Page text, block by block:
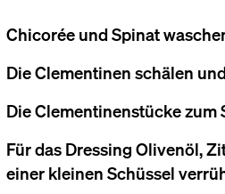
Chicorée und Spinat
Die Clementinen schälen
Die Clementinenstücke
Für das Dressing Olivenöl,
einer kleinen Schüssel